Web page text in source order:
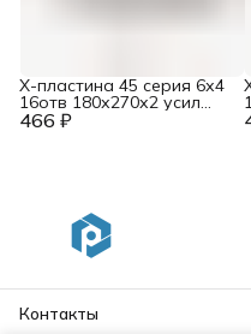
466 ₽
Х-пластина 45 серия 6х4
16отв 180х270х2 усил
RAL9006
Контакты